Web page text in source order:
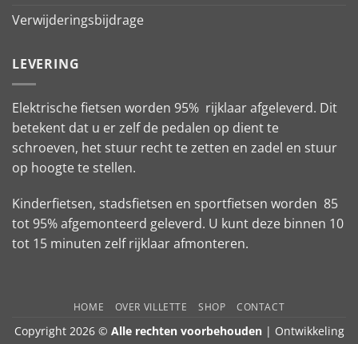
Verwijderingsbijdrage
LEVERING
Elektrische fietsen worden 95% rijklaar afgeleverd. Dit
betekent dat u er zelf de pedalen op dient te
schroeven, het stuur recht te zetten en zadel en stuur
op hoogte te stellen.
Kinderfietsen, stadsfietsen en sportfietsen worden 85
tot 95% afgemonteerd geleverd. U kunt deze binnen 10
tot 15 minuten zelf rijklaar afmonteren.
HOME OVER VILLETTE SHOP CONTACT
Copyright 2026 © Alle rechten voorbehouden| Ontwikkeling